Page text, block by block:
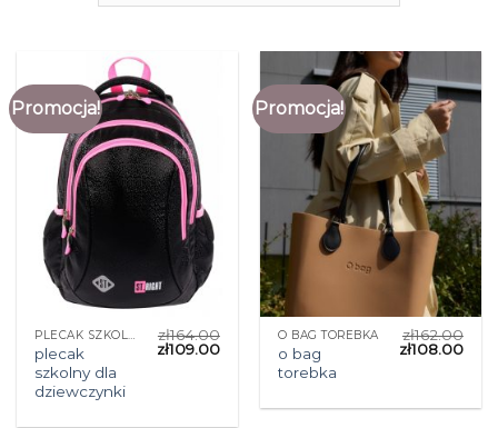
Promocja!
plecak
szkolny dla
dziewczynki
zł164.00
zł109.00
Promocja!
O BAG TOREBKA
o bag
torebka
zł162.00
zł108.00